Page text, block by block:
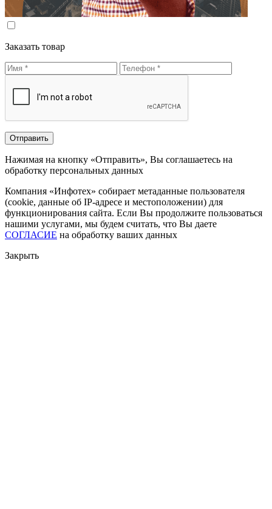
Заказать товар
Нажимая на кнопку «Отправить», Вы соглашаетесь на
обработку персональных данных
Компания «Инфотех» собирает метаданные пользователя
(cookie, данные об IP-адресе и местоположении) для
функционирования сайта. Если Вы продолжите пользоваться
нашими услугами, мы будем считать, что Вы даете
СОГЛАСИЕ на обработку ваших данных
Закрыть